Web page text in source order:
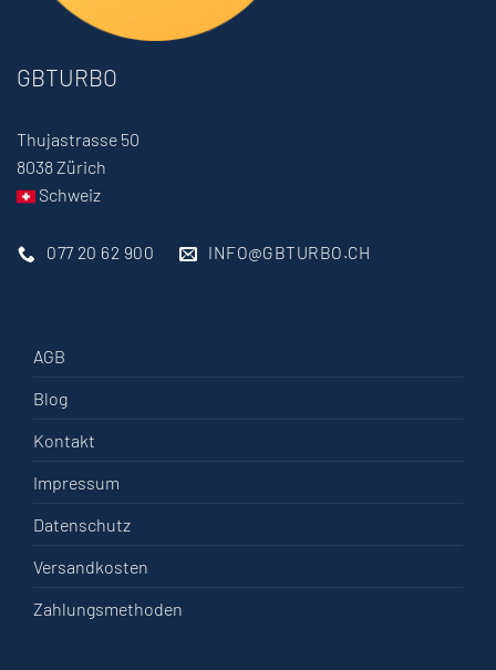
GBTURBO
Thujastrasse 50
8038 Zürich
Schweiz
077 20 62 900 INFO@GBTURBO.CH
AGB
Blog
Kontakt
Impressum
Datenschutz
Versandkosten
Zahlungsmethoden